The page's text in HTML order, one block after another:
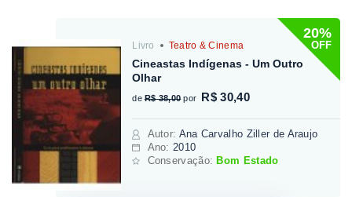
20%
OFF
Livro Teatro & Cinema
Cineastas Indígenas - Um Outro
Olhar
de R$ 38,00 por R$ 30,40
Autor: Ana Carvalho Ziller de Araujo
Ano: 2010
Conservação:Bom Estado